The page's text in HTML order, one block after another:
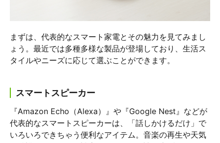
まずは、代表的なスマート家電とその魅力を見てみまし
ょう。最近では多種多様な製品が登場しており、生活ス
タイルやニーズに応じて選ぶことができます。
スマートスピーカー
『Amazon Echo（Alexa）』や『Google Nest』などが
代表的なスマートスピーカーは、「話しかけるだけ」で
いろいろできちゃう便利なアイテム。音楽の再生や天気